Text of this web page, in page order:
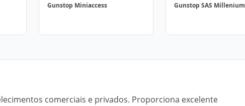
Gunstop Miniaccess Gunstop SAS Millenium
comerciais e privados. Proporciona excelente